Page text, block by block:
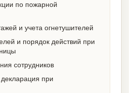
по пожарной
и учета огнетушителей
и порядок действий при
сотрудников
при